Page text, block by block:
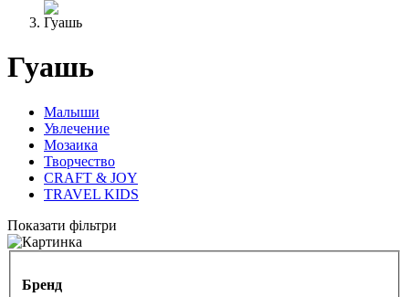
Гуашь
Гуашь
Малыши
Увлечение
Мозаика
Творчество
CRAFT & JOY
TRAVEL KIDS
Показати фільтри
Бренд